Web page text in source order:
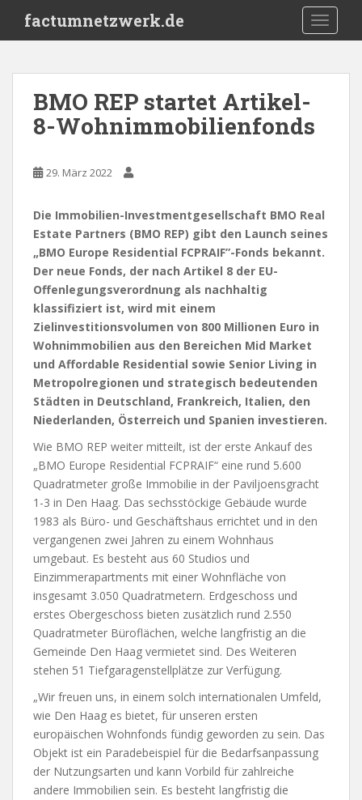
i
factumnetzwerk.de
BMO REP startet Artikel-
8-Wohnimmobilienfonds
29. März 2022
Die Immobilien-Investmentgesellschaft BMO Real
Estate Partners (BMO REP) gibt den Launch seines
„BMO Europe Residential FCPRAIF”-Fonds bekannt.
Der neue Fonds, der nach Artikel 8 der EU-
Offenlegungsverordnung als nachhaltig
klassifiziert ist, wird mit einem
Zielinvestitionsvolumen von 800 Millionen Euro in
Wohnimmobilien aus den Bereichen Mid Market
und Affordable Residential sowie Senior Living in
Metropolregionen und strategisch bedeutenden
Städten in Deutschland, Frankreich, Italien, den
Niederlanden, Österreich und Spanien investieren.
Wie BMO REP weiter mitteilt, ist der erste Ankauf des
„BMO Europe Residential FCPRAIF“ eine rund 5.600
Quadratmeter große Immobilie in der Paviljoensgracht
1-3 in Den Haag. Das sechsstöckige Gebäude wurde
1983 als Büro- und Geschäftshaus errichtet und in den
vergangenen zwei Jahren zu einem Wohnhaus
umgebaut. Es besteht aus 60 Studios und
Einzimmerapartments mit einer Wohnfläche von
insgesamt 3.050 Quadratmetern. Erdgeschoss und
erstes Obergeschoss bieten zusätzlich rund 2.550
Quadratmeter Büroflächen, welche langfristig an die
Gemeinde Den Haag vermietet sind. Des Weiteren
stehen 51 Tiefgaragenstellplätze zur Verfügung.
„Wir freuen uns, in einem solch internationalen Umfeld,
wie Den Haag es bietet, für unseren ersten
europäischen Wohnfonds fündig geworden zu sein. Das
Objekt ist ein Paradebeispiel für die Bedarfsanpassung
der Nutzungsarten und kann Vorbild für zahlreiche
andere Immobilien sein. Es besteht langfristig die